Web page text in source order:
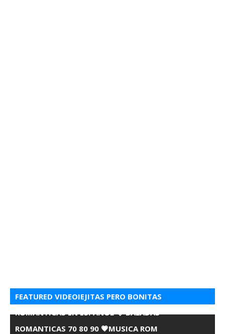
FEATURED VIDEOIEJITAS PERO BONITAS
ROMANTICAS EN ESPANOL 💘 BALADAS
ROMANTICAS 70 80 90 💗MUSICA ROM